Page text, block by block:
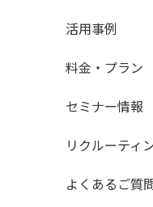
活用事例
料金・プラン
セミナー情報
リクルーティ
よくあるご質